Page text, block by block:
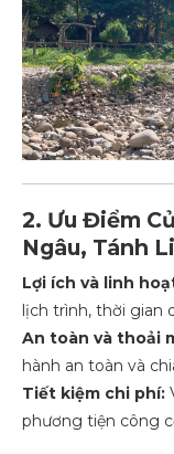
2. Ưu Điểm
Ngâu, Tánh
Lợi ích và linh
lịch trình, thời gian
An toàn và thoải
hành an toàn và
Tiết kiệm chi phí:
phương tiện công